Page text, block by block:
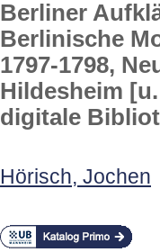
Berliner
Berlinische
1797-1798,
Hildesheim
digitale
Hörisch, Jochen